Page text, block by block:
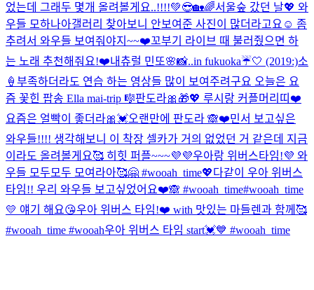
었는데 그래두 몇개 올려볼게요..!!!!💚😎🏡🌈서울숲 갔던 날💖 와
우들 모하나아갤러리 찾아보니 안보여준 사진이 많더라고요☺️ 좀
추려서 와우들 보여줘야지~~❤️꼬부기 라이브 때 불러줬으면 하
는 노래 추천해줘요!❤️내츄럴 민또🌸📸..in fukuoka☔️🤍 (2019:)소
🍦 부족하더라도 연습 하는 영상들 많이 보여주려구요 오늘은 요
즘 꽃힌 팝송 Ella mai-trip 🎼판도라🎀🎁💖 루시랑 커플머리띠❤️
요즘은 얼빡이 좋더라🎀💓오랜만에 판도라 🙈❤️민서 보고싶은
와우들!!!! 생각해보니 이 착장 셀카가 거의 없었던 거 같은데 지금
이라도 올려볼게요🥰 히힛 퍼플~~~💜💜우아랑 위버스타임!💜 와
우들 모두모두 모여라아🥰🤗 #wooah_time💖다같이 우아 위버스
타임!! 우리 와우들 보고싶었어요❤️🙈 #wooah_time#wooah_time
💛 얘기 해요😘우아 위버스 타임!❤️ with 맛있는 마들렌과 함께🥰
#wooah_time #wooah우아 위버스 타임 start💓💙 #wooah_time